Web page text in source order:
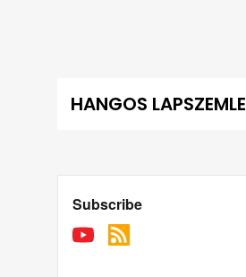
HANGOS LAPSZEMLE